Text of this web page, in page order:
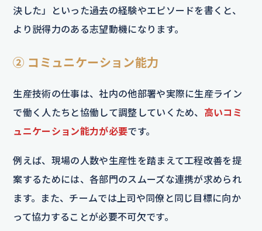
決した」といった過去の経験やエピソードを書くと、
より説得力のある志望動機になります。
② コミュニケーション能力
生産技術の仕事は、社内の他部署や実際に生産ライン
で働く人たちと協働して調整していくため、 高いコミ
ュニケーション能力が必要です。
例えば、現場の人数や生産性を踏まえて工程改善を提
案するためには、各部門のスムーズな連携が求められ
ます。また、チームでは上司や同僚と同じ目標に向か
って協力することが必要不可欠です。